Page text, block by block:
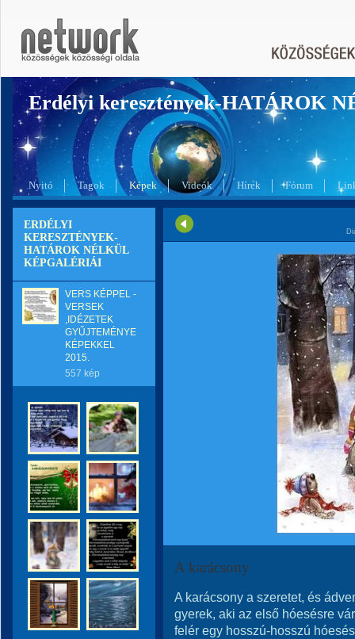
Erdélyi keresztények-HATÁROK
Nyitó Tagok Képek Videók Hírek Fórum
ERDÉLYI
KERESZTÉNYEK-
HATÁROK NÉLKÜL
KÉPGALÉRIÁI
VERS KÉPPEL -
VERSEK
,IDÉZETEK
GYŰJTEMÉNYE
KÉPEKKEL
2015.
557 kép
A karácsony
A karácsony a szeretet, és
gyerek, aki az első hóesésre
felér egy hosszú-hosszú